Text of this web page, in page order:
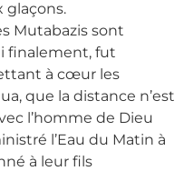
glaçons.
Mutabazis sont
finalement, fut
à cœur les
que la distance n’est
l’homme de Dieu
l’Eau du Matin à
à leur fils